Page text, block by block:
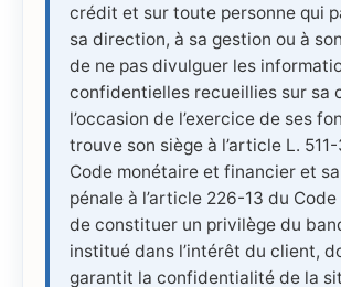
crédit et sur toute personne qui
sa direction, à sa gestion ou à
de ne pas divulguer les
confidentielles recueillies sur sa
l’occasion de l’exercice de ses
trouve son siège à l’article L.
Code monétaire et financier et
pénale à l’article 226-13 du
de constituer un privilège du
institué dans l’intérêt du client,
garantit la confidentialité de la